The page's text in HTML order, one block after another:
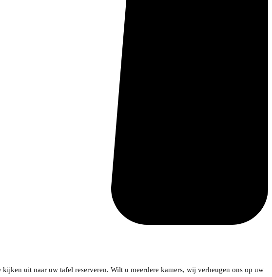
uit naar uw tafel reserveren. Wilt u meerdere kamers, wij verheugen ons op uw